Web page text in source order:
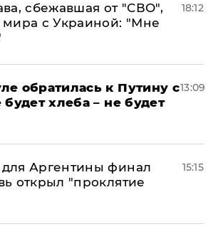
сбежавшая от "СВО",
мира с Украиной: "Мне
18:12
обратилась к Путину с
хлеба – не будет
13:09
Аргентины финал
открыл "проклятие
15:15